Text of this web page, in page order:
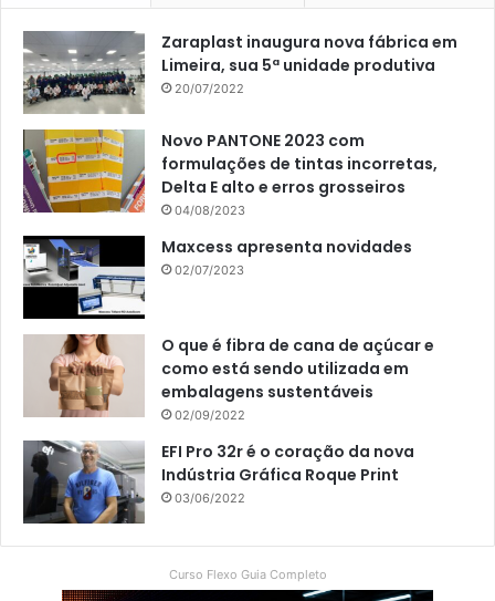
Zaraplast inaugura nova fábrica em
Limeira, sua 5ª unidade produtiva
20/07/2022
Novo PANTONE 2023 com
formulações de tintas incorretas,
Delta E alto e erros grosseiros
04/08/2023
Maxcess apresenta novidades
02/07/2023
O que é fibra de cana de açúcar e
como está sendo utilizada em
embalagens sustentáveis
02/09/2022
EFI Pro 32r é o coração da nova
Indústria Gráfica Roque Print
03/06/2022
Curso Flexo Guia Completo